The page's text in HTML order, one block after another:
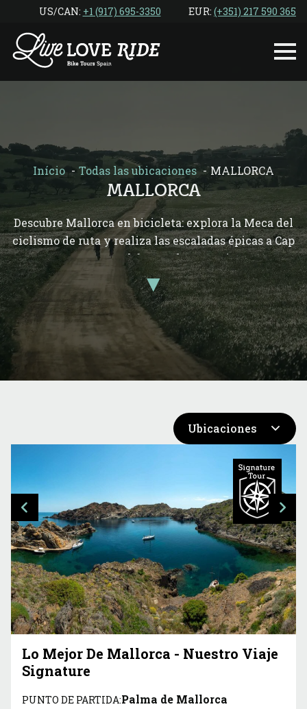
contenido
US/CAN: ‎ +1 (917) 695-3350 EUR: (+351) 217 590 365
Início Todas las ubicaciones MALLORCA
MALLORCA
Descubre Mallorca en bicicleta: explora la Meca del
ciclismo de ruta y realiza las escaladas épicas a Cap
Formentor o Sa Calobra, ¡todo esto mientras te
relajas en hoteles encantadores junto a playas
solitarias!
▾
Ubicaciones
Lo Mejor De Mallorca - Nuestro Viaje
Signature
PUNTO DE PARTIDA:Palma de Mallorca